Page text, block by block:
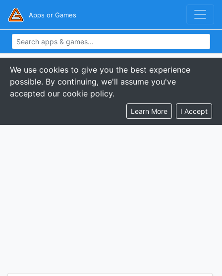
Apps or Games
We use cookies to give you the best experience
possible. By continuing, we'll assume you've
accepted our cookie policy.
Learn More I Accept